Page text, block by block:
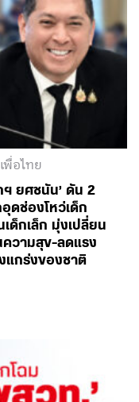
พื่อไทย
ยศชนัน’ ดัน 2
ดช่องโหว่เด็ก
ด็กเล็ก มุ่งเปลี่ยน
ความสุข-ลดแรง
แกร่งของชาติ